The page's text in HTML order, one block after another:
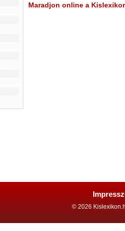
Maradjon online a
© 2026